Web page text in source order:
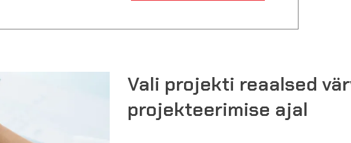
Vali projekti reaalsed
projekteerimise ajal